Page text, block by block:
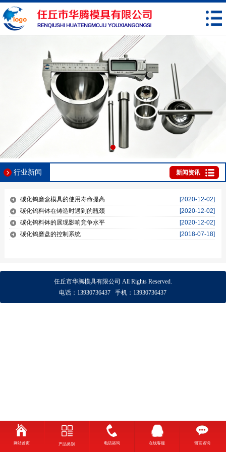
行业新闻 新闻资讯
[2020-12-02]
碳化钨磨盒模具的使用寿命提高
[2020-12-02]
碳化钨料钵在铸造时遇到的瓶颈
[2020-12-02]
碳化钨料钵的展现影响竞争水平
[2018-07-18]
碳化钨磨盘的控制系统
任丘市华腾模具有限公司 All Rights Reserved.
电话： 13930736437 手机： 13930736437
网站首页 产品类别 电话咨询 在线客服 留言咨询